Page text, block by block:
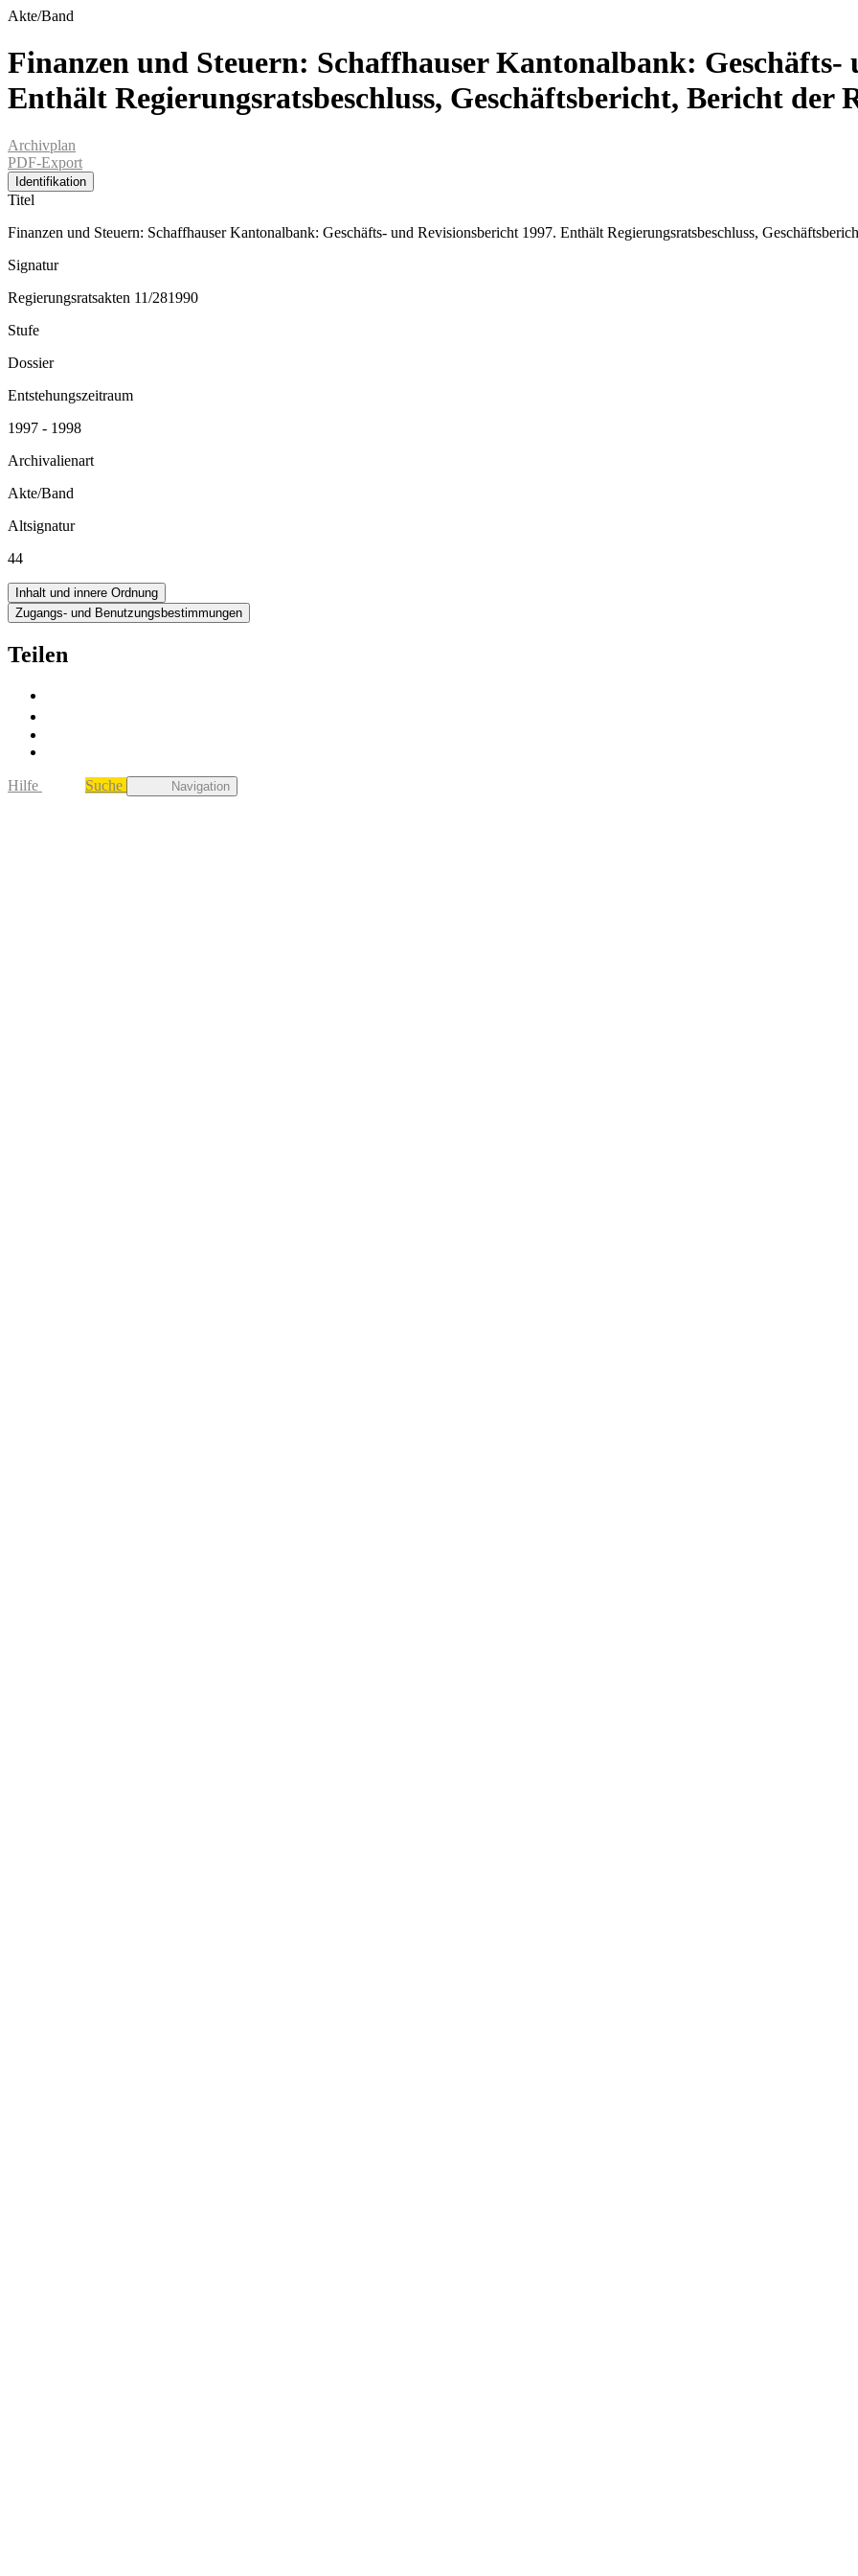
Akte/Band
Finanzen und Steuern: Schaffhauser Kantonalbank: Geschäfts-
Enthält Regierungsratsbeschluss, Geschäftsbericht, Bericht der
Archivplan
PDF-Export
Identifikation
Titel
Finanzen und Steuern: Schaffhauser Kantonalbank: Geschäfts- und Revisionsbericht 1997. Enthält Regierungsratsbeschluss,
Signatur
Regierungsratsakten 11/281990
Stufe
Dossier
Entstehungszeitraum
1997 - 1998
Archivalienart
Akte/Band
Altsignatur
44
Inhalt und innere Ordnung
Zugangs- und Benutzungsbestimmungen
Teilen
Hilfe Suche Navigation